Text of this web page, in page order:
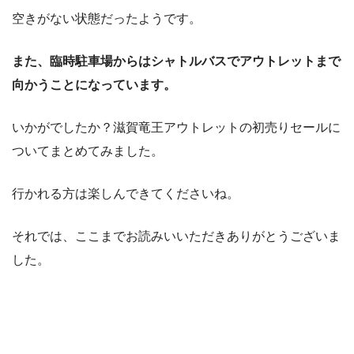
空きがない状態だったようです。
また、臨時駐車場からはシャトルバスでアウトレットまで
向かうことになっています。
いかがでしたか？滋賀竜王アウトレットの初売りセールに
ついてまとめてみました。
行かれる方は楽しんできてくださいね。
それでは、ここまでお読みいいただきありがとうございま
した。